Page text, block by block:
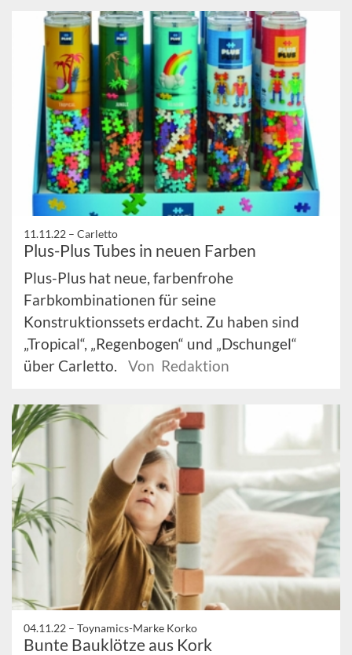
11.11.22 – Carletto
Plus-Plus Tubes in neuen Farben
Plus-Plus hat neue, farbenfrohe
Farbkombinationen für seine
Konstruktionssets erdacht. Zu haben sind
„Tropical“, „Regenbogen“ und „Dschungel“
über Carletto.
Von Redaktion
04.11.22 – Toynamics-Marke Korko
Bunte Bauklötze aus Kork